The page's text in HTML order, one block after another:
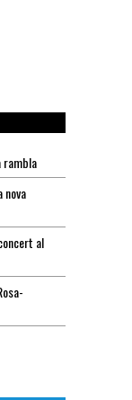
rambla
nova
al